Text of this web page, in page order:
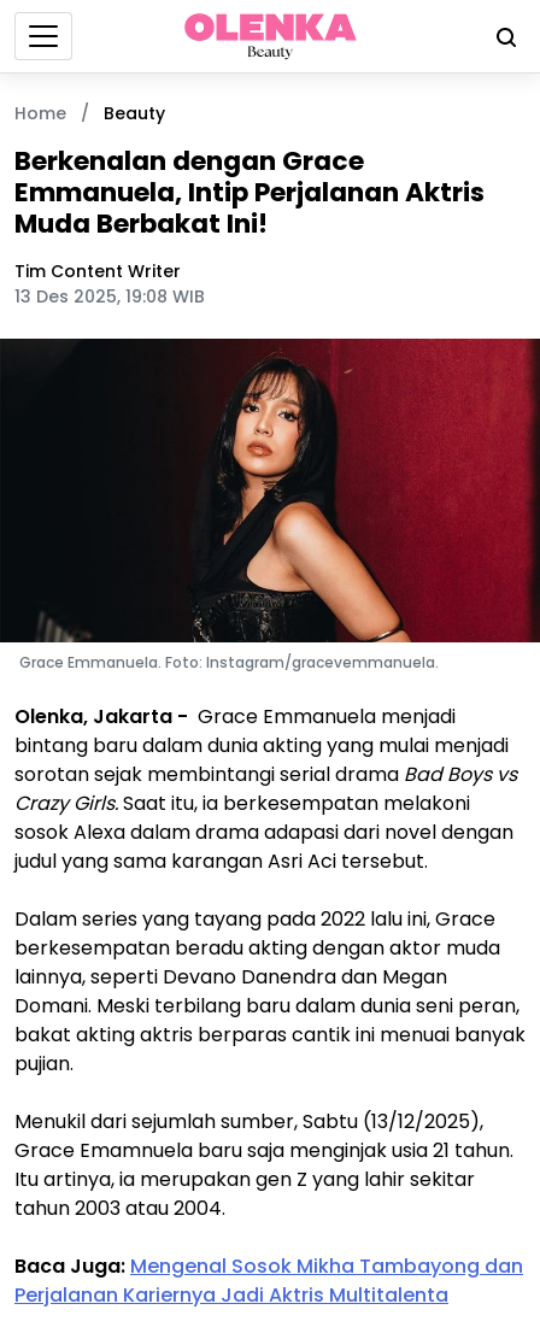
Home / Beauty
Berkenalan dengan Grace
Emmanuela, Intip Perjalanan Aktris
Muda Berbakat Ini!
Tim Content Writer
13 Des 2025, 19:08 WIB
Grace Emmanuela. Foto: Instagram/gracevemmanuela.
Olenka, Jakarta - Grace Emmanuela menjadi
bintang baru dalam dunia akting yang mulai menjadi
sorotan sejak membintangi serial drama Bad Boys vs
Crazy Girls.Saat itu, ia berkesempatan melakoni
sosok Alexa dalam drama adapasi dari novel dengan
judul yang sama karangan Asri Aci tersebut.
Dalam series yang tayang pada 2022 lalu ini, Grace
berkesempatan beradu akting dengan aktor muda
lainnya, seperti Devano Danendra dan Megan
Domani. Meski terbilang baru dalam dunia seni peran,
bakat akting aktris berparas cantik ini menuai banyak
pujian.
Menukil dari sejumlah sumber, Sabtu (13/12/2025),
Grace Emamnuela baru saja menginjak usia 21 tahun.
Itu artinya, ia merupakan gen Z yang lahir sekitar
tahun 2003 atau 2004.
Baca Juga: Mengenal Sosok Mikha Tambayong dan
Perjalanan Kariernya Jadi Aktris Multitalenta